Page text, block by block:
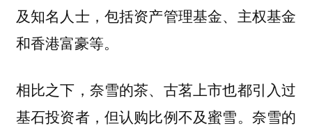
及知名人士，包括资产管理基金、主权基金
和香港富豪等。
相比之下，奈雪的茶、古茗上市也都引入过
基石投资者，但认购比例不及蜜雪。奈雪的